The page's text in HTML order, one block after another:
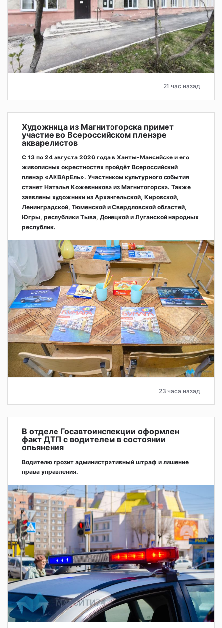
21 час назад
Художница из Магнитогорска примет
участие во Всероссийском пленэре
акварелистов
С 13 по 24 августа 2026 года в Ханты-Мансийске и его
живописных окрестностях пройдёт Всероссийский
пленэр «АКВАрЕль». Участником культурного события
станет Наталья Кожевникова из Магнитогорска. Также
заявлены художники из Архангельской, Кировской,
Ленинградской, Тюменской и Свердловской областей,
Югры, республики Тыва, Донецкой и Луганской народных
республик.
23 часа назад
В отделе Госавтоинспекции оформлен
факт ДТП с водителем в состоянии
опьянения
Водителю грозит административный штраф и лишение
права управления.